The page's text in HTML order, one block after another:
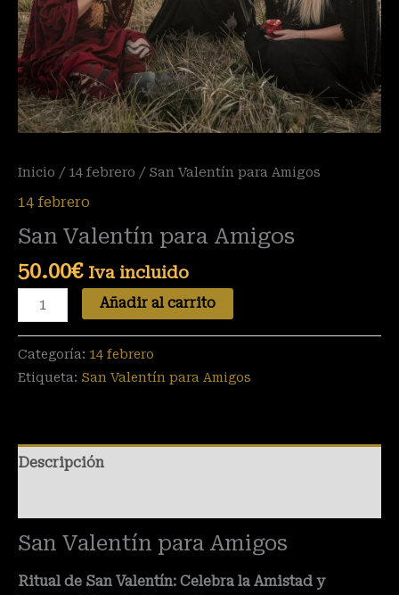
Inicio / 14 febrero / San Valentín para Amigos
14 febrero
San Valentín para Amigos
50.00€ Iva incluido
Añadir al carrito
Categoría: 14 febrero
Etiqueta: San Valentín para Amigos
Descripción
San Valentín para Amigos
Ritual de San Valentín: Celebra la Amistad y